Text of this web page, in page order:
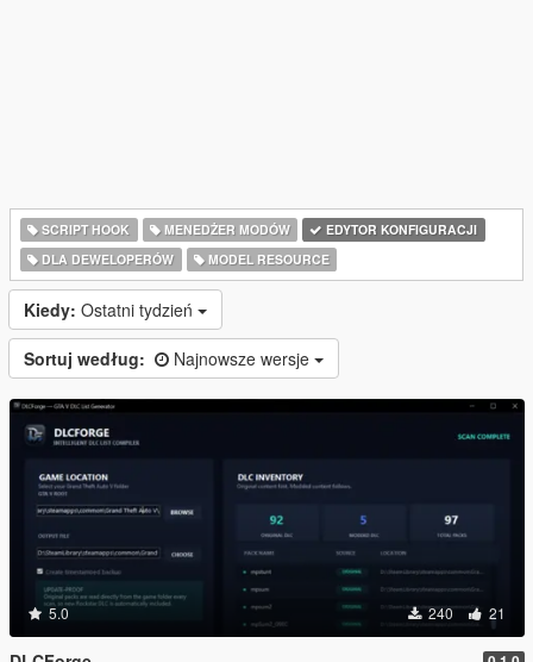
SCRIPT HOOK MENEDŻER MODÓW
EDYTOR KONFIGURACJI
DLA DEWELOPERÓW
MODEL RESOURCE
Kiedy: Ostatni tydzień
Sortuj według: Najnowsze wersje
5.0 240 21